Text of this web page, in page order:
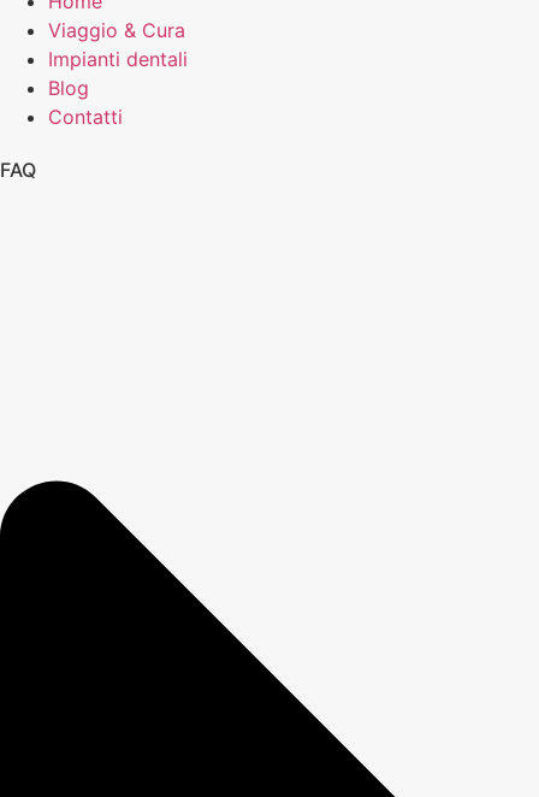
Viaggio & Cura
Impianti dentali
Blog
Contatti
FAQ